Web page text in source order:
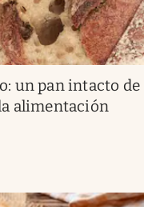
un pan intacto de
alimentación